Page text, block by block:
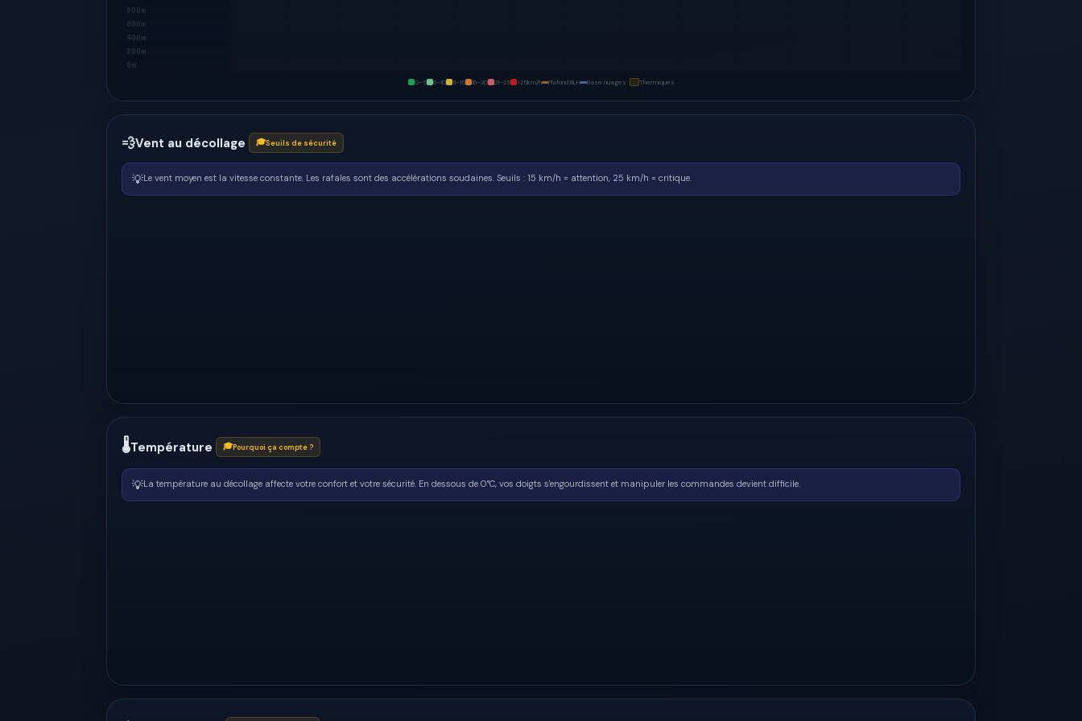
800m
600m
400m
200m
0m
0–5 6–10 11–15 16–20 21–25 >25km/h Plafond BLH Base nuages Thermiques
💨Vent au décollage 🎓Seuils de sécurité
💡Le vent moyen est la vitesse constante. Les rafales sont des accélérations soudaines. Seuils : 15 km/h = attention, 25 km/h = critique.
🌡Température 🎓Pourquoi ça compte ?
💡La température au décollage affecte votre confort et votre sécurité. En dessous de 0°C, vos doigts s'engourdissent et manipuler les commandes devient difficile.